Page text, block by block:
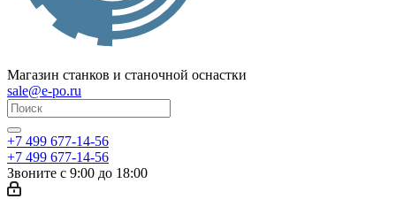
Магазин станков и станочной оснастки
sale@e-po.ru
+7 499 677-14-56
+7 499 677-14-56
Звоните с 9:00 до 18:00